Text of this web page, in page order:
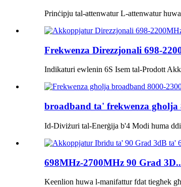
Prinċipju tal-attenwatur L-attenwatur
Frekwenza Direzzjonali 698-
Indikaturi ewlenin 6S Isem tal-Prodott
broadband ta' frekwenza għolja
Id-Diviżuri tal-Enerġija b'4 Modi huma
698MHz-2700MHz 90 Grad
Keenlion huwa l-manifattur fdat tiegħek